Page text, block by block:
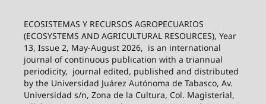
ECOSISTEMAS Y RECURSOS AGROPECUARIOS
(ECOSYSTEMS AND AGRICULTURAL RESOURCES), Year
13, Issue 2, May-August 2026, is an international
journal of continuous publication with a triannual
periodicity, journal edited, published and distributed
by the Universidad Juárez Autónoma de Tabasco, Av.
Universidad s/n, Zona de la Cultura, Col. Magisterial,